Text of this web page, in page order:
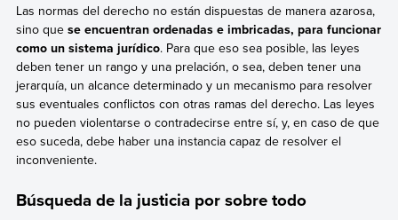
Las normas del derecho no están dispuestas de manera azarosa,
sino quese encuentran ordenadas e imbricadas, para funcionar
como un sistema jurídico. Para que eso sea posible, las leyes
deben tener un rango y una prelación, o sea, deben tener una
jerarquía, un alcance determinado y un mecanismo para resolver
sus eventuales conflictos con otras ramas del derecho. Las leyes
no pueden violentarse o contradecirse entre sí, y, en caso de que
eso suceda, debe haber una instancia capaz de resolver el
inconveniente.
Búsqueda de la justicia por sobre todo